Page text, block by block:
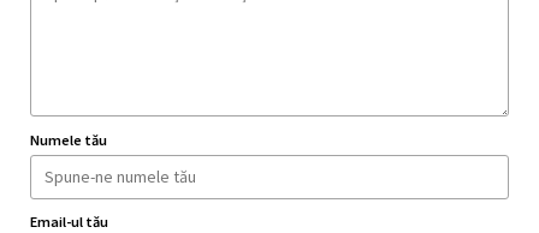
Numele tău
Email-ul tău